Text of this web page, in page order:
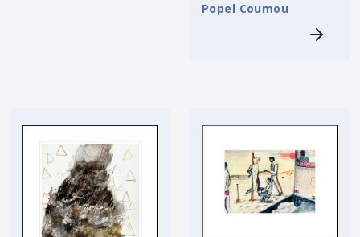
Popel Coumou